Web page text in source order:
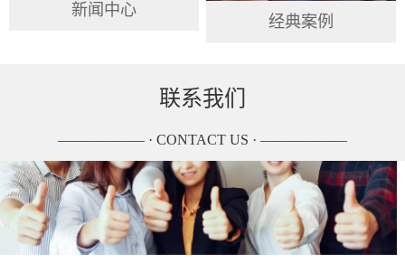
新闻中心
经典案例
联系我们
—————— · CONTACT US · ——————